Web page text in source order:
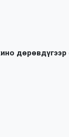
дөрөвдүгээр